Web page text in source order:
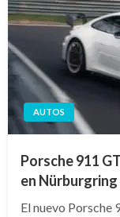
AUTOS
Porsche 911
en Nürburgring
El nuevo